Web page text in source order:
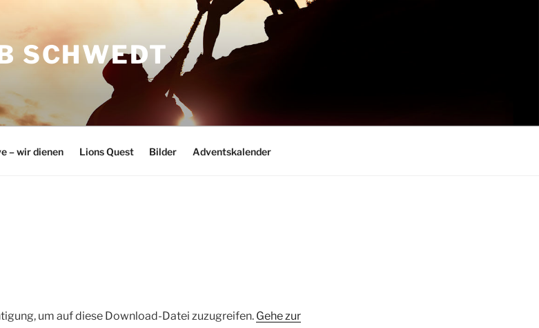
SCHWEDT
– wir dienen Lions Quest Bilder Adventskalender
um auf diese Download-Datei zuzugreifen. Gehe zur